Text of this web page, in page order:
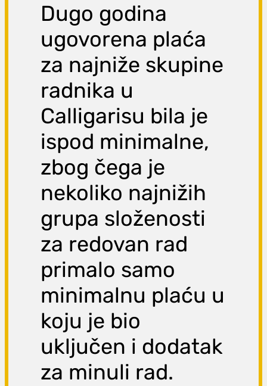
Dugo godina
ugovorena plaća
za najniže skupine
radnika u
Calligarisu bila je
ispod minimalne,
zbog čega je
nekoliko najnižih
grupa složenosti
za redovan rad
primalo samo
minimalnu plaću u
koju je bio
uključen i dodatak
za minuli rad.